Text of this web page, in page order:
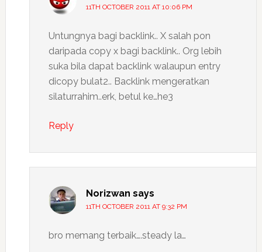
11TH OCTOBER 2011 AT 10:06 PM
Untungnya bagi backlink.. X salah pon
daripada copy x bagi backlink.. Org lebih
suka bila dapat backlink walaupun entry
dicopy bulat2.. Backlink mengeratkan
silaturrahim..erk, betul ke…he3
Reply
Norizwan says
11TH OCTOBER 2011 AT 9:32 PM
bro memang terbaik….steady la…